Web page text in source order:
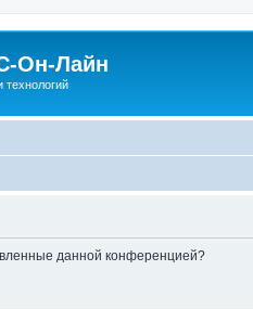
Он-Лайн
технологий
данной конференцией?